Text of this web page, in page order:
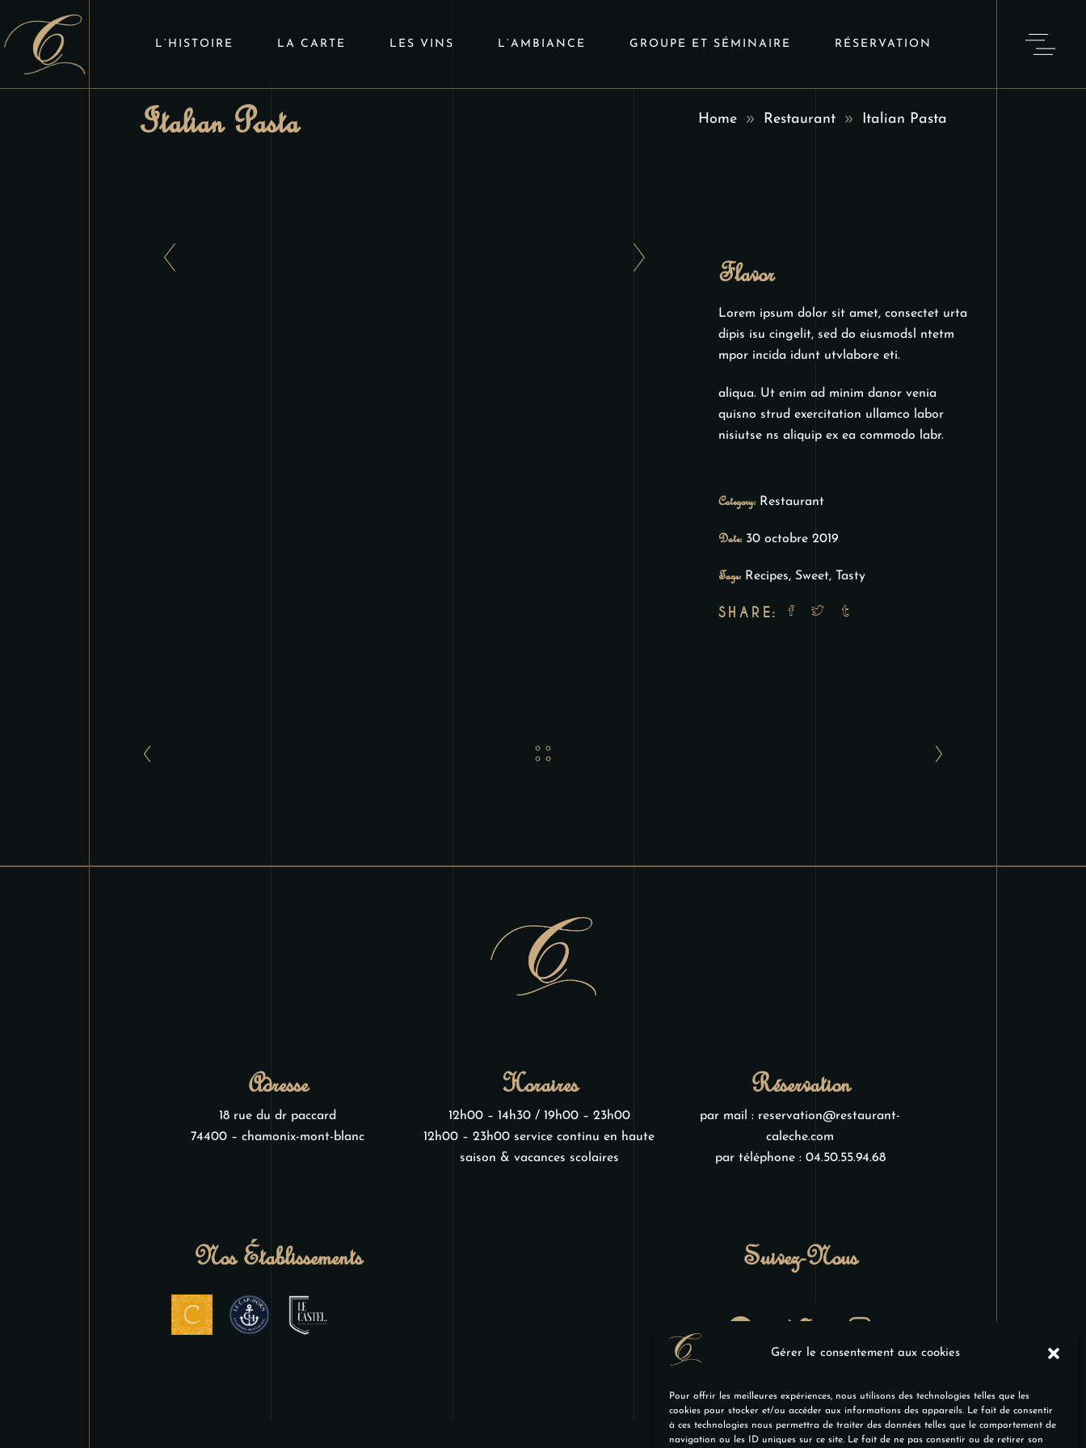
Gérer le consentement aux cookies
Pour offrir les meilleures expériences, nous utilisons des technologies telles que les
cookies pour stocker et/ou accéder aux informations des appareils. Le fait de consentir
à ces technologies nous permettra de traiter des données telles que le comportement de
navigation ou les ID uniques sur ce site. Le fait de ne pas consentir ou de retirer son
L’HISTOIRE LA CARTE LES VINS L’AMBIANCE GROUPE ET SÉMINAIRE RÉSERVATION
Italian Pasta Home Restaurant Italian Pasta
Flavor
Lorem ipsum dolor sit amet, consectet urta
dipis isu cingelit, sed do eiusmodsl ntetm
mpor incida idunt utvlabore eti.
aliqua. Ut enim ad minim danor venia
quisno strud exercitation ullamco labor
nisiutse ns aliquip ex ea commodo labr.
Category: Restaurant
Date: 30 octobre 2019
Tags: Recipes, Sweet, Tasty
SHARE:
Adresse
18 rue du dr paccard
74400 – chamonix-mont-blanc
Horaires
12h00 – 14h30 / 19h00 – 23h00
12h00 – 23h00 service continu en haute
saison & vacances scolaires
Réservation
par mail : reservation@restaurant-
caleche.com
par téléphone : 04.50.55.94.68
Nos Établissements Suivez-Nous